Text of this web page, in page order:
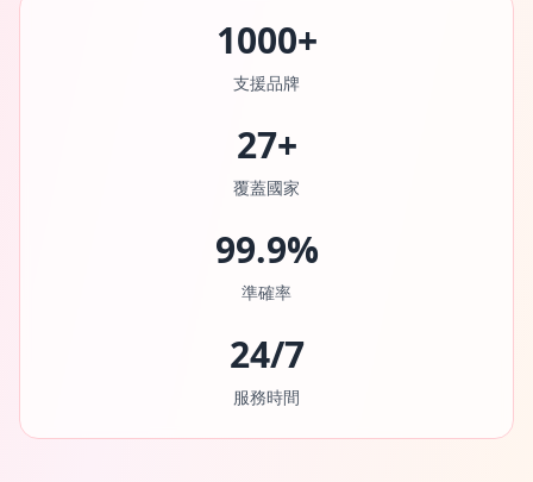
1000+
支援品牌
27+
覆蓋國家
99.9%
準確率
24/7
服務時間